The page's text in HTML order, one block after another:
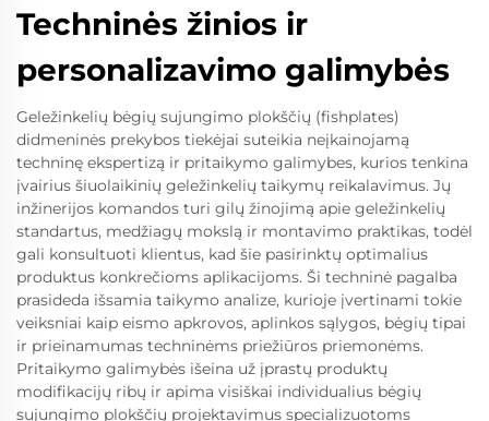
Techninės žinios ir
personalizavimo galimybės
Geležinkelių bėgių sujungimo plokščių (fishplates)
didmeninės prekybos tiekėjai suteikia neįkainojamą
techninę ekspertizą ir pritaikymo galimybes, kurios tenkina
įvairius šiuolaikinių geležinkelių taikymų reikalavimus. Jų
inžinerijos komandos turi gilų žinojimą apie geležinkelių
standartus, medžiagų mokslą ir montavimo praktikas, todėl
gali konsultuoti klientus, kad šie pasirinktų optimalius
produktus konkrečioms aplikacijoms. Ši techninė pagalba
prasideda išsamia taikymo analize, kurioje įvertinami tokie
veiksniai kaip eismo apkrovos, aplinkos sąlygos, bėgių tipai
ir prieinamumas techninėms priežiūros priemonėms.
Pritaikymo galimybės išeina už įprastų produktų
modifikacijų ribų ir apima visiškai individualius bėgių
sujungimo plokščių projektavimus specializuotoms